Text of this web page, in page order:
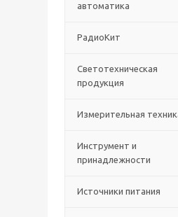
автоматика
РадиоКит
Светотехническая
продукция
Измерительная
Инструмент и
принадлежности
Источники питания